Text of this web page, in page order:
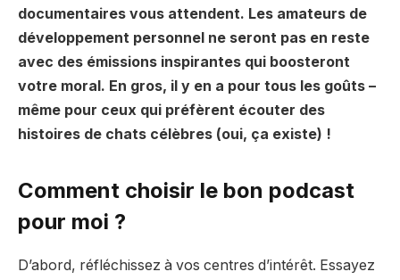
documentaires vous attendent. Les amateurs de
développement personnel ne seront pas en reste
avec des émissions inspirantes qui boosteront
votre moral. En gros, il y en a pour tous les goûts –
même pour ceux qui préfèrent écouter des
histoires de chats célèbres (oui, ça existe) !
Comment choisir le bon podcast
pour moi ?
D’abord, réfléchissez à vos centres d’intérêt. Essayez